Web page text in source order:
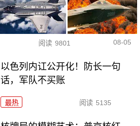
阅读 9801 08-05
以色列内讧公开化！防长一句
话，军队不买账
最热 阅读 5135